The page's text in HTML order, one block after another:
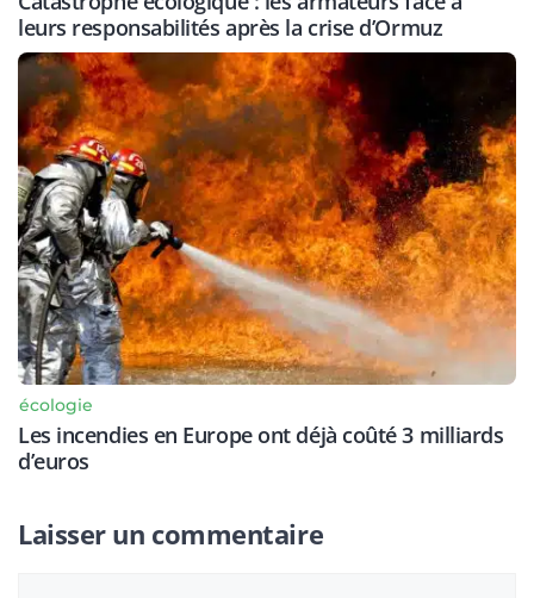
leurs responsabilités après la crise d’Ormuz
écologie
Les incendies en Europe ont déjà coûté 3 milliards
d’euros
Laisser un commentaire